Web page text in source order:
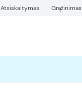
Atsiskaitymas Grąžinimas